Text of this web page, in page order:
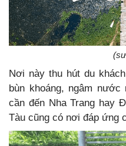
Nơi này thu hút du
bùn khoáng, ngâm
cần đến Nha Trang hay
Tàu cũng có nơi đáp ứng